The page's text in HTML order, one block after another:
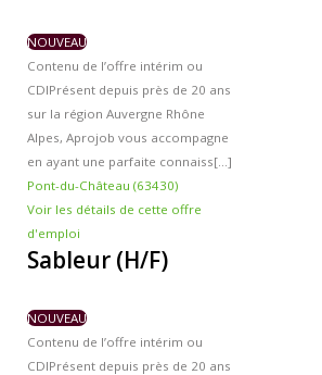
NOUVEAU
Contenu de l’offre intérim ou
CDIPrésent depuis près de 20 ans
sur la région Auvergne Rhône
Alpes, Aprojob vous accompagne
en ayant une parfaite connaiss[...]
Pont-du-Château (63430)
Voir les détails de cette offre
d'emploi
Sableur (H/F)
NOUVEAU
Contenu de l’offre intérim ou
CDIPrésent depuis près de 20 ans